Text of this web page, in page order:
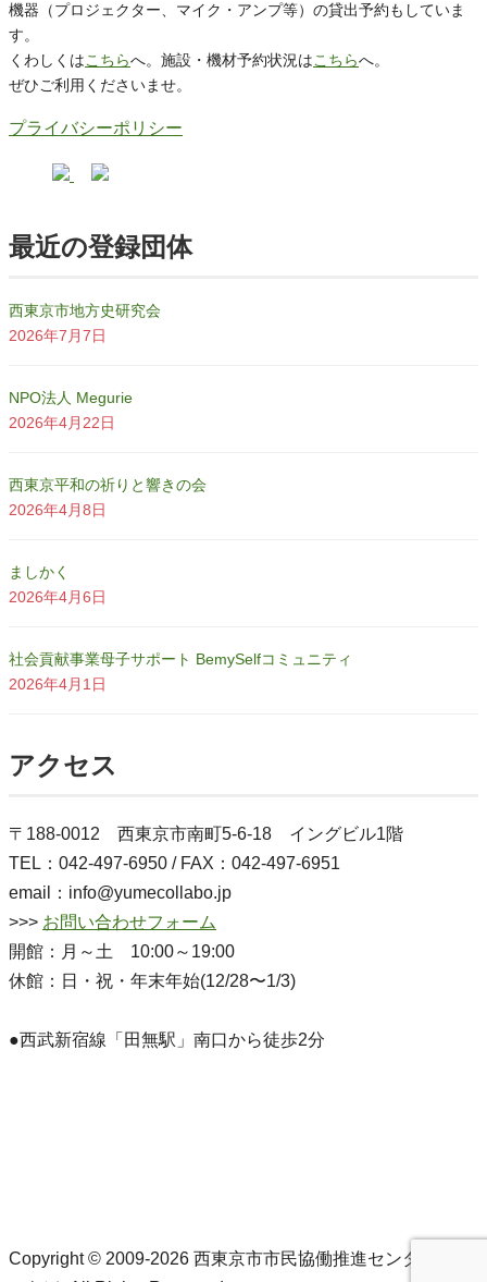
機器（プロジェクター、マイク・アンプ等）の貸出予約もしていま
す。
くわしくはこちらへ。施設・機材予約状況はこちらへ。
ぜひご利用くださいませ。
プライバシーポリシー
最近の登録団体
西東京市地方史研究会
2026年7月7日
NPO法人 Megurie
2026年4月22日
西東京平和の祈りと響きの会
2026年4月8日
ましかく
2026年4月6日
社会貢献事業母子サポート BemySelfコミュニティ
2026年4月1日
アクセス
〒188-0012 西東京市南町5-6-18 イングビル1階
TEL：042-497-6950 / FAX：042-497-6951
email：info@yumecollabo.jp
>>> お問い合わせフォーム
開館：月～土 10:00～19:00
休館：日・祝・年末年始(12/28〜1/3)
●西武新宿線「田無駅」南口から徒歩2分
Copyright © 2009-2026 西東京市市民協働推進センターゆめ